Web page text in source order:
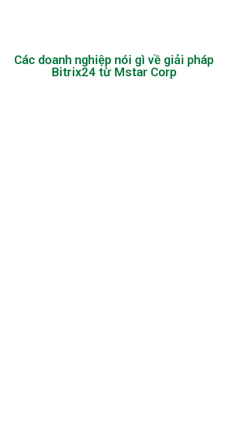
Các doanh nghiệp nói gì về giải pháp
Bitrix24 từ Mstar Corp